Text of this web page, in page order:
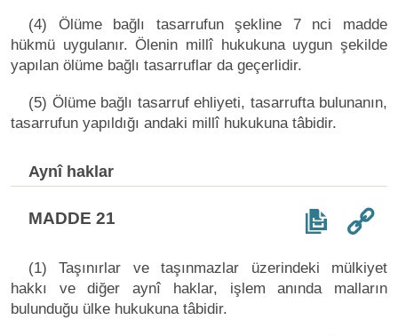
(4) Ölüme bağlı tasarrufun şekline 7 nci madde
hükmü uygulanır. Ölenin millî hukukuna uygun şekilde
yapılan ölüme bağlı tasarruflar da geçerlidir.
(5) Ölüme bağlı tasarruf ehliyeti, tasarrufta bulunanın,
tasarrufun yapıldığı andaki millî hukukuna tâbidir.
Aynî haklar
MADDE 21
(1) Taşınırlar ve taşınmazlar üzerindeki mülkiyet
hakkı ve diğer aynî haklar, işlem anında malların
bulunduğu ülke hukukuna tâbidir.